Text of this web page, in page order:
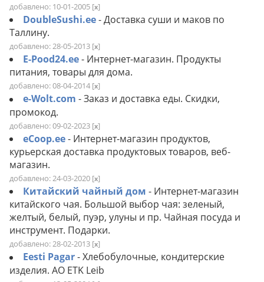
добавлено: 10-01-2005 [x]
DoubleSushi.ee- Доставка суши и маков по
Таллину.
добавлено: 28-05-2013 [x]
E-Pood24.ee- Интернет-магазин. Продукты
питания, товары для дома.
добавлено: 08-04-2014 [x]
e-Wolt.com - Заказ и доставка еды. Скидки,
промокод.
добавлено: 09-02-2023 [x]
eCoop.ee- Интернет-магазин продуктов,
курьерская доставка продуктовых товаров, веб-
магазин.
добавлено: 24-03-2020 [x]
Китайский чайный дом - Интернет-магазин
китайского чая. Большой выбор чая: зеленый,
желтый, белый, пуэр, улуны и пр. Чайная посуда и
инструмент. Подарки.
добавлено: 28-02-2013 [x]
Eesti Pagar- Хлебобулочные, кондитерские
изделия. AО ETK Leib